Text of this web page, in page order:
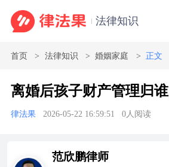
法律知识
首页 法律知识 婚姻家庭 正文
离婚后孩子财产管理归谁
律法果 2026-05-22 16:59:51 0人阅读
范欣鹏律师